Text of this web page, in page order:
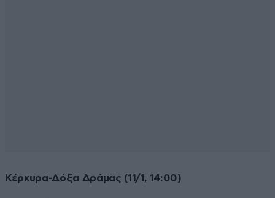
Κέρκυρα-Δόξα Δράμας (11/1, 14:00)